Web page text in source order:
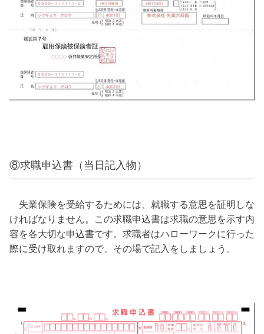
⑧求職申込書（当日記入物）
失業保険を受給するためには、就職する意思を証明しな
ければなりません。この求職申込書は求職の意思を示す内
容を各大切な申込書です。求職者はハローワークに行った
際に受け取れますので、その場で記入をしましょう。